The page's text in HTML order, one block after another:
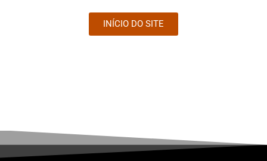
INÍCIO DO SITE